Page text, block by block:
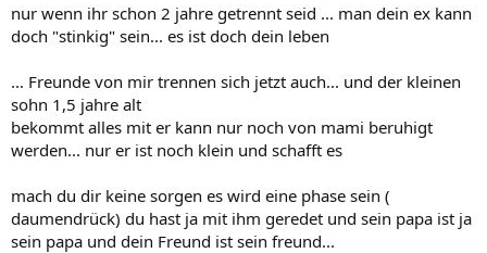
nur wenn ihr schon 2 jahre getrennt seid ... man dein ex kann
doch "stinkig" sein... es ist doch dein leben
... Freunde von mir trennen sich jetzt auch... und der kleinen
sohn 1,5 jahre alt
bekommt alles mit er kann nur noch von mami beruhigt
werden... nur er ist noch klein und schafft es
mach du dir keine sorgen es wird eine phase sein (
daumendrück) du hast ja mit ihm geredet und sein papa ist ja
sein papa und dein Freund ist sein freund...